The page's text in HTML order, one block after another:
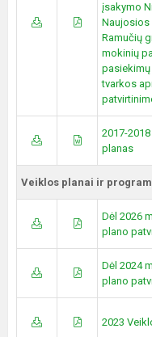
įsakymo
Naujosios
Ramučių
mokinių
pasiekimų
tvarkos
2017-
planas
Veiklos planai ir
Dėl 2026
plano
Dėl 2024
plano
2023